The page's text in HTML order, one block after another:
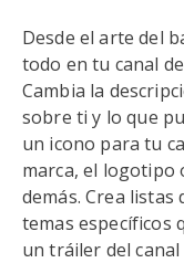
Desde el arte del
todo en tu canal
Cambia la
sobre ti y lo que
un icono para tu
marca, el logotipo
demás. Crea
temas específicos
un tráiler del